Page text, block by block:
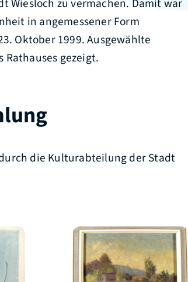
Wiesloch zu vermachen. Damit war
in angemessener Form
Oktober 1999. Ausgewählte
Rathauses gezeigt.
die Kulturabteilung der Stadt